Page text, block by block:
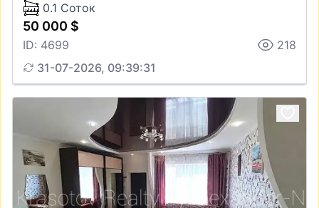
0.1 Соток
50 000 $
ID: 4699
218
31-07-2026, 09:39:31